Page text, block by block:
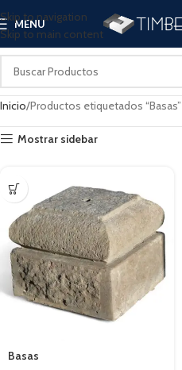
Skip to navigation
Skip to main content
MENU
Inicio Productos etiquetados “Basas”
Mostrar sidebar
Basas